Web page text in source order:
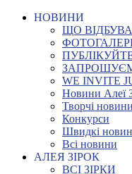
НОВИНИ
ЩО
WE INVITE
Новини Алеї
Творчі
Конкурси
Швидкі
Всі новини
АЛЕЯ ЗІРОК
ВСІ ЗІРКИ